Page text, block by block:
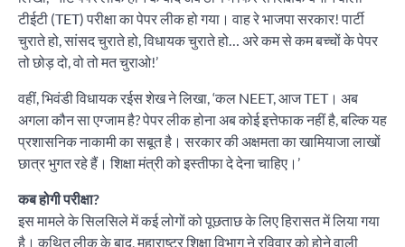
टीईटी (TET) परीक्षा का पेपर लीक हो गया। वाह रे भाजपा सरकार! पार्टी
चुराते हो, सांसद चुराते हो, विधायक चुराते हो… अरे कम से कम बच्चों के पेपर
तो छोड़ दो, वो तो मत चुराओ!’
वहीं, भिवंडी विधायक रईस शेख ने लिखा, ‘कल NEET, आज TET। अब
अगला कौन सा एग्जाम है? पेपर लीक होना अब कोई इत्तेफाक नहीं है, बल्कि यह
प्रशासनिक नाकामी का सबूत है। सरकार की अक्षमता का खामियाजा लाखों
छात्र भुगत रहे हैं। शिक्षा मंत्री को इस्तीफा दे देना चाहिए।’
कब होगी परीक्षा?
इस मामले के सिलसिले में कई लोगों को पूछताछ के लिए हिरासत में लिया गया
है। कथित लीक के बाद, महाराष्ट्र शिक्षा विभाग ने रविवार को होने वाली